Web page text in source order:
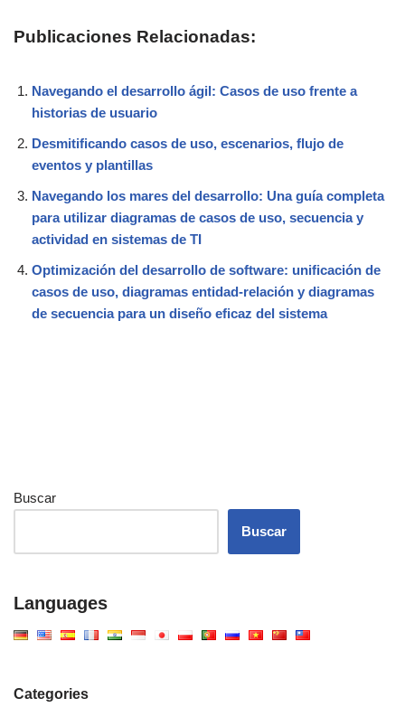
Publicaciones Relacionadas:
Navegando el desarrollo ágil: Casos de uso frente a
historias de usuario
Desmitificando casos de uso, escenarios, flujo de
eventos y plantillas
Navegando los mares del desarrollo: Una guía completa
para utilizar diagramas de casos de uso, secuencia y
actividad en sistemas de TI
Optimización del desarrollo de software: unificación de
casos de uso, diagramas entidad-relación y diagramas
de secuencia para un diseño eficaz del sistema
Buscar
Buscar
Languages
Categories